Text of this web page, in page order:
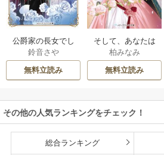
公爵家の長女でし
た
鈴音さや
無料立読み
そして、あなたは
私を捨てる
柏みなみ
無料立読み
その他の人気ランキングをチェック！
総合ランキング